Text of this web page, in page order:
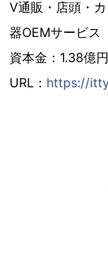
V通販・店頭
器OEMサービス
資本金：1.38億円
URL： https://